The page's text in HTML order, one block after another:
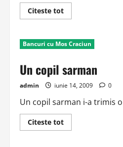
Citeste totRead
more
electorala
Bancuri cu Mos Craciun
Un copil sarman
admin iunie 14, 2009 0
Un copil sarman i-a trimis
Citeste totRead
more